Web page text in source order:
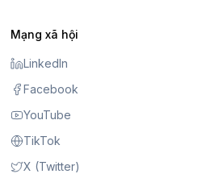
Mạng xã hội
LinkedIn
Facebook
YouTube
TikTok
X (Twitter)